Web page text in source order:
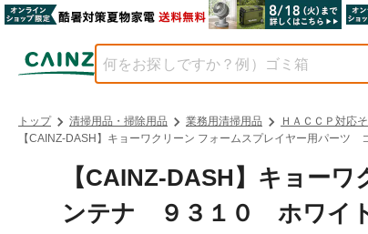
トップ 清掃用品・掃除用品 業務用清掃用品 ＨＡＣＣＰ対応
【CAINZ-DASH】キョーワクリーン フォームスプレイヤー用パ
【CAINZ-DASH】キョー
ンテナ ９３１０ ホワイ